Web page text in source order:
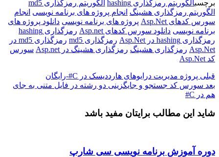
برچسبالگوریتم رمزگذاری hashing
الگوریتم رمزگذاری md5
الگوریتم رمزگذاری هشینگ انجام پروژه های برنامه نویسی انجام
سورس کدهای Asp.Net
پروژه های برنامه نویسی دانلود پروژه های
برنامه نویسی دانلود سورس کدهای Asp.net
رمزگذاری hashing
رمزگذاری hashing در Asp.Net
رمزگذاری md5
رمزگذاری md5 در
Asp.Net رمزگذاری هشینگ رمزگذاری هشینگ در Asp.net
سورس
کد Asp.Net
قبلی پروژه مدیریت درایوهای هارددیسک در C#-رایگان
بعد سورس کد جستجو و جایگزینی دو رشته در فایل متنی به جای
هم در C#
شاید این مطالب برایتان مفید باشد
دوره آموزش برنامه نویسی سی شارپ